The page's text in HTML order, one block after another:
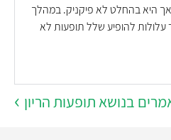
היא בהחלט לא פיקניק. במהלך
להופיע שלל תופעות לא
בנושא תופעות הריון